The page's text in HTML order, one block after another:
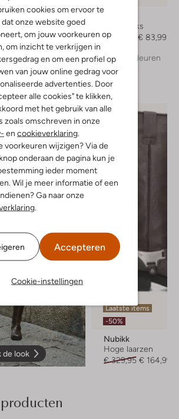
cookies om ervoor te
onze website goed
om jouw voorkeuren op
om inzicht te verkrijgen in
en om een profiel op
van jouw online gedrag voor
advertenties. Door
alle cookies" te klikken,
met het gebruik van alle
zoals omschreven in onze
en cookieverklaring.
voorkeuren wijzigen? Via de
onderaan de pagina kun je
ieder moment
Wil je meer informatie of een
Ga naar onze
.
Accepteren
Cookie-instellingen
de look
Slingbacks
€ 139,99
€ 83,99
+ meer kleuren
de look
Laatste items
-50%
Nubikk
Hoge laarzen
€ 329,95 € 164,99